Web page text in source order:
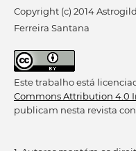
Copyright (c) 2014
Ferreira Santana
Este trabalho está
Commons Attribution 4.0
publicam nesta revista